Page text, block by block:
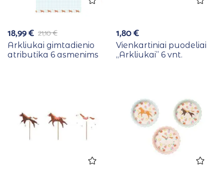
21,10€
18,99€
Arkliukai gimtadienio
atributika 6 asmenims
1,80€
Vienkartiniai puodeliai
,,Arkliukai” 6 vnt.